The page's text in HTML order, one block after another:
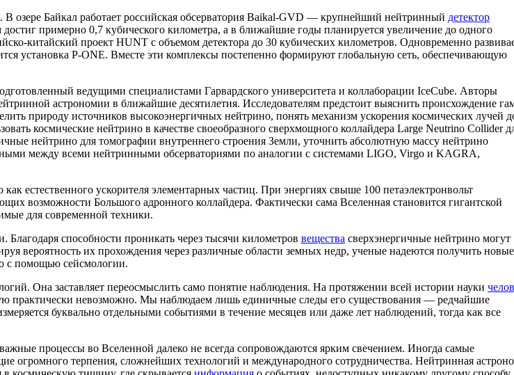
озере Байкал работает российская обсерватория Baikal-GVD — крупнейший нейтринный детектор
примерно 0,7 кубического километра, а в ближайшие годы планируется увеличение до одного
китайский проект HUNT с объемом детектора до 30 кубических километров. Одновременно
установка P-ONE. Вместе эти комплексы постепенно формируют глобальную сеть, обеспечивающую
ведущими специалистами Гарвардского университета и коллаборации IceCube. Авторы
астрономии в ближайшие десятилетия. Исследователям предстоит выяснить происхождение
природу источников высокоэнергичных нейтрино, понять механизм ускорения космических лучей
космические нейтрино в качестве своеобразного сверхмощного коллайдера Large Neutrino Collider
нейтрино для томографии внутреннего строения Земли, уточнить абсолютную массу нейтрино
между всеми нейтринными обсерваториями по аналогии с системами LIGO, Virgo и KAGRA,
естественного ускорителя элементарных частиц. При энергиях свыше 100 петаэлектронвольт
возможности Большого адронного коллайдера. Фактически сама Вселенная становится гигантской
для современной техники.
способности проникать через тысячи километров вещества сверхэнергичные нейтрино могут
вероятность их прохождения через различные области земных недр, ученые надеются получить новые
с помощью сейсмологии.
Она заставляет переосмыслить само понятие наблюдения. На протяжении всей истории науки
практически невозможно. Мы наблюдаем лишь единичные следы его существования — редчайшие
буквально отдельными событиями в течение месяцев или даже лет наблюдений, тогда как все
процессы во Вселенной далеко не всегда сопровождаются ярким свечением. Иногда самые
огромного терпения, сложнейших технологий и международного сотрудничества. Нейтринная